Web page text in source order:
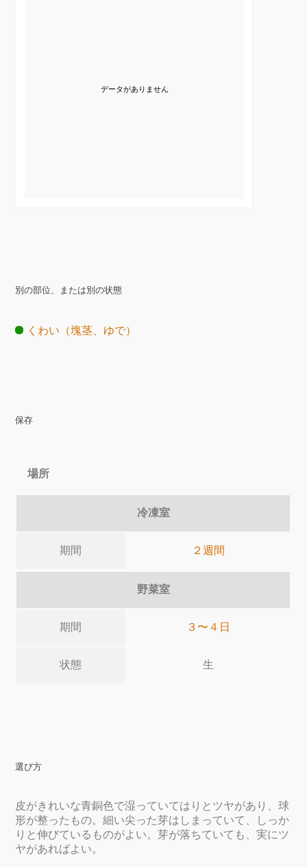
データがありません
別の部位、または別の状態
くわい（塊茎、ゆで）
保存
場所
冷凍室
期間 ２週間
野菜室
期間 ３〜４日
状態 生
選び方
皮がきれいな青銅色で湿っていてはりとツヤがあり、球
形が整ったもの。細い尖った芽はしまっていて、しっか
りと伸びているものがよい。芽が落ちていても、実にツ
ヤがあればよい。